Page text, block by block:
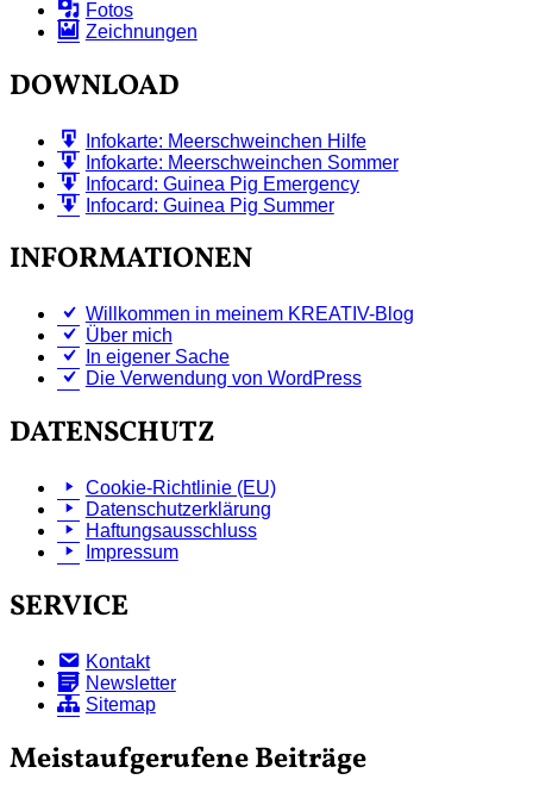
Fotos
Zeichnungen
DOWNLOAD
Infokarte: Meerschweinchen Hilfe
Infokarte: Meerschweinchen Sommer
Infocard: Guinea Pig Emergency
Infocard: Guinea Pig Summer
INFORMATIONEN
Willkommen in meinem KREATIV-Blog
Über mich
In eigener Sache
Die Verwendung von WordPress
DATENSCHUTZ
Cookie-Richtlinie (EU)
Datenschutzerklärung
Haftungsausschluss
Impressum
SERVICE
Kontakt
Newsletter
Sitemap
Meistaufgerufene Beiträge